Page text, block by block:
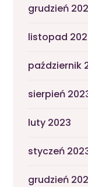
grudzień
listopad
październik
sierpień
luty 2023
styczeń
grudzień